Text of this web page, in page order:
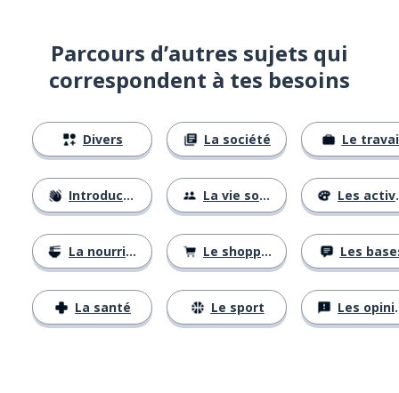
Parcours d’autres sujets qui
correspondent à tes besoins
Divers
Introductions
La nourriture
La santé
La société
La vie sociale
Le shopping
Le sport
Le
Les activités
Les
Les opinions